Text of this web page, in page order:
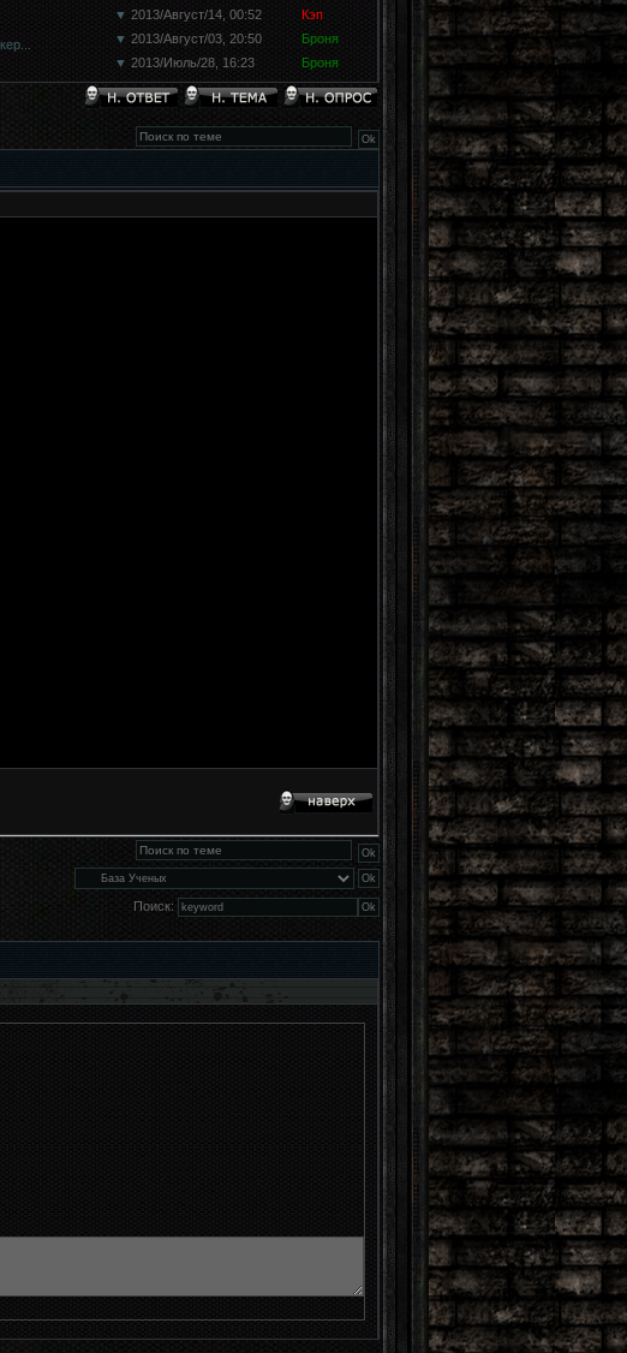
▼ 2013/Август/14, 00:52 Кэп
▼ 2013/Август/03, 20:50 Броня
▼ 2013/Июль/28, 16:23 Броня
Поиск: